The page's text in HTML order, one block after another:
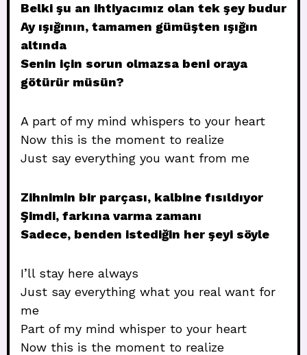
Belki şu an ihtiyacımız olan tek şey budur
Ay ışığının, tamamen gümüşten ışığın
altında
Senin için sorun olmazsa beni oraya
götürür müsün?
A part of my mind whispers to your heart
Now this is the moment to realize
Just say everything you want from me
Zihnimin bir parçası, kalbine fısıldıyor
Şimdi, farkına varma zamanı
Sadece, benden istediğin her şeyi söyle
I’ll stay here always
Just say everything what you real want for
me
Part of my mind whisper to your heart
Now this is the moment to realize